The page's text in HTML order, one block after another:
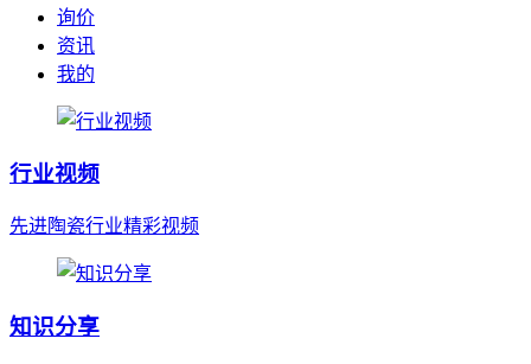
询价
资讯
我的
行业视频
先进陶瓷行业精彩视频
知识分享